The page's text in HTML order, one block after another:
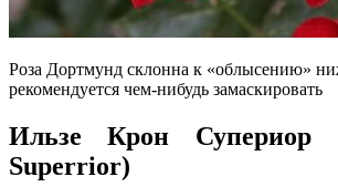
Роза Дортмунд склонна к «облысению»
рекомендуется чем-нибудь замаскировать
Ильзе Крон Супериор
Superrior)